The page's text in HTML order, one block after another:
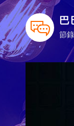
巴
節